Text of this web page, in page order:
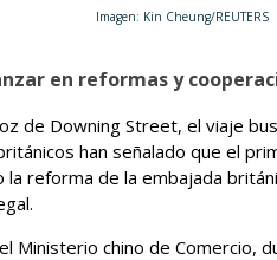
Kin Cheung/REUTERS
en reformas y
de Downing Street, el viaje
han señalado que el
la reforma de la embajada
Ministerio chino de Comercio,